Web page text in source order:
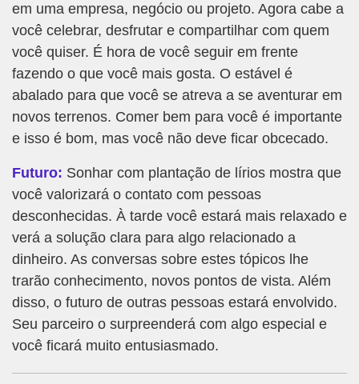
em uma empresa, negócio ou projeto. Agora cabe a
você celebrar, desfrutar e compartilhar com quem
você quiser. É hora de você seguir em frente
fazendo o que você mais gosta. O estável é
abalado para que você se atreva a se aventurar em
novos terrenos. Comer bem para você é importante
e isso é bom, mas você não deve ficar obcecado.
Futuro: Sonhar com plantação de lírios mostra que
você valorizará o contato com pessoas
desconhecidas. À tarde você estará mais relaxado e
verá a solução clara para algo relacionado a
dinheiro. As conversas sobre estes tópicos lhe
trarão conhecimento, novos pontos de vista. Além
disso, o futuro de outras pessoas estará envolvido.
Seu parceiro o surpreenderá com algo especial e
você ficará muito entusiasmado.